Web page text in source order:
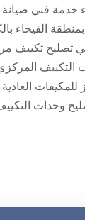
خدمة فني
24 ساعة بمنطقة
تصليح تكييف
التكييف
للمكيفات
وحدات